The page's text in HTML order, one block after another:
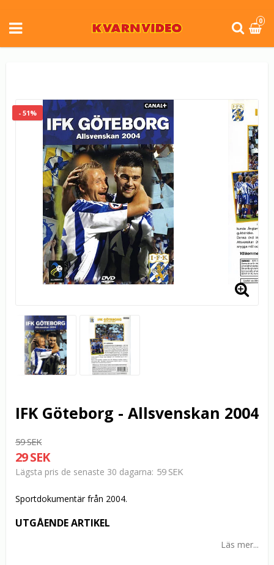
0
- 51%
IFK Göteborg - Allsvenskan 2004
59 SEK
29 SEK
Lägsta pris de senaste 30 dagarna 59 SEK
Sportdokumentär från 2004.
UTGÅENDE ARTIKEL
Läs mer...